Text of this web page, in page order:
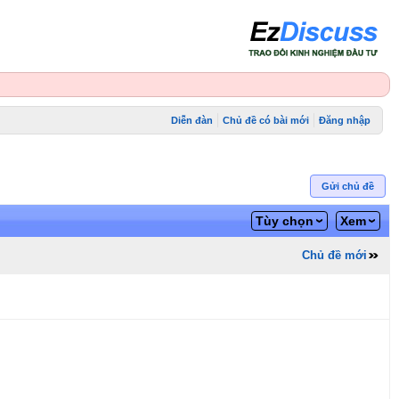
Diễn đàn Chủ đề có bài mới Đăng nhập
Gửi chủ đề
Tùy chọn Xem
Chủ đề mới